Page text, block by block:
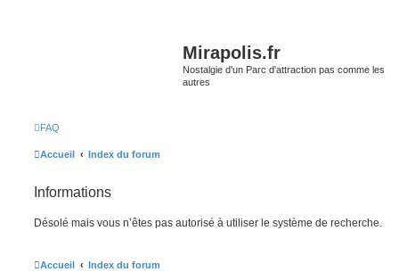
Mirapolis.fr
Nostalgie d'un Parc d'attraction pas comme les
autres
FAQ
Accueil Index du forum
Informations
Désolé mais vous n’êtes pas autorisé à utiliser le système de recherche.
Accueil Index du forum